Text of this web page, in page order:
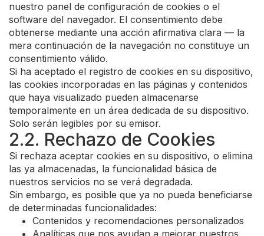
nuestro panel de configuración de cookies o el
software del navegador. El consentimiento debe
obtenerse mediante una acción afirmativa clara — la
mera continuación de la navegación no constituye un
consentimiento válido.
Si ha aceptado el registro de cookies en su dispositivo,
las cookies incorporadas en las páginas y contenidos
que haya visualizado pueden almacenarse
temporalmente en un área dedicada de su dispositivo.
Solo serán legibles por su emisor.
2.2. Rechazo de Cookies
Si rechaza aceptar cookies en su dispositivo, o elimina
las ya almacenadas, la funcionalidad básica de
nuestros servicios no se verá degradada.
Sin embargo, es posible que ya no pueda beneficiarse
de determinadas funcionalidades:
Contenidos y recomendaciones personalizados
Analíticas que nos ayudan a mejorar nuestros